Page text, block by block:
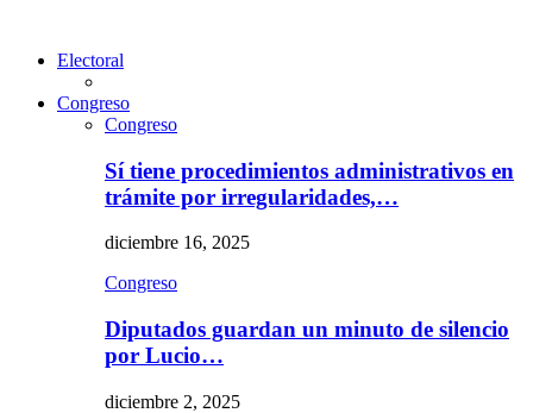
Electoral
Congreso
Congreso
Sí tiene procedimientos administrativos en
trámite por irregularidades,…
diciembre 16, 2025
Congreso
Diputados guardan un minuto de silencio
por Lucio…
diciembre 2, 2025